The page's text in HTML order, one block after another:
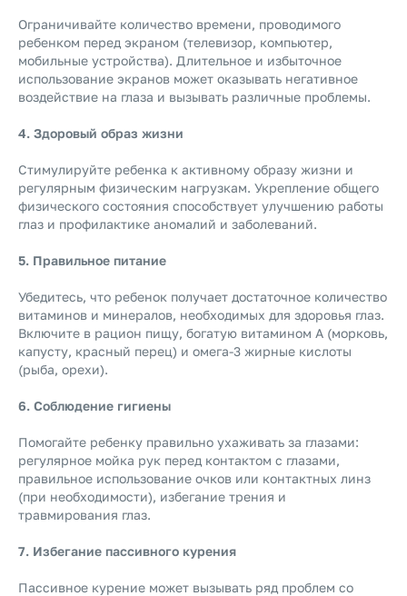
Ограничивайте количество времени, проводимого
ребенком перед экраном (телевизор, компьютер,
мобильные устройства). Длительное и избыточное
использование экранов может оказывать негативное
воздействие на глаза и вызывать различные проблемы.
4. Здоровый образ жизни
Стимулируйте ребенка к активному образу жизни и
регулярным физическим нагрузкам. Укрепление общего
физического состояния способствует улучшению работы
глаз и профилактике аномалий и заболеваний.
5. Правильное питание
Убедитесь, что ребенок получает достаточное количество
витаминов и минералов, необходимых для здоровья глаз.
Включите в рацион пищу, богатую витамином A (морковь,
капусту, красный перец) и омега-3 жирные кислоты
(рыба, орехи).
6. Соблюдение гигиены
Помогайте ребенку правильно ухаживать за глазами:
регулярное мойка рук перед контактом с глазами,
правильное использование очков или контактных линз
(при необходимости), избегание трения и
травмирования глаз.
7. Избегание пассивного курения
Пассивное курение может вызывать ряд проблем со